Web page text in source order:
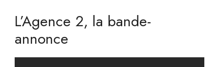
L’Agence 2, la bande-
annonce